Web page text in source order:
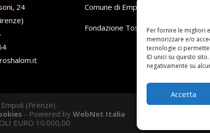
Per fornire le migliori
memorizzare e/o
tecnologie ci
ID unici su questo
negativamente su
Accetta
24
Comune di Empoli
Fondazione Toscana Spettacolo
(Firenze)
- Powered byWebNet Italia
EURO 10.000,00